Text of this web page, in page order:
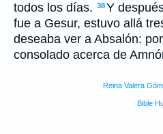
todos los días. 38Y
fue a Gesur, estuvo allá
deseaba ver a Absalón:
consolado acerca de
Reina Valera
Bible